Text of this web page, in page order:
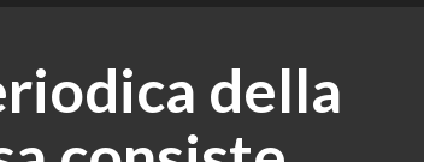
della